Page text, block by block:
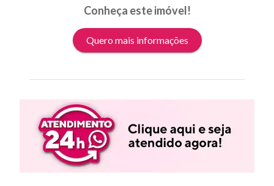
Conheça este imóvel!
Quero mais informações